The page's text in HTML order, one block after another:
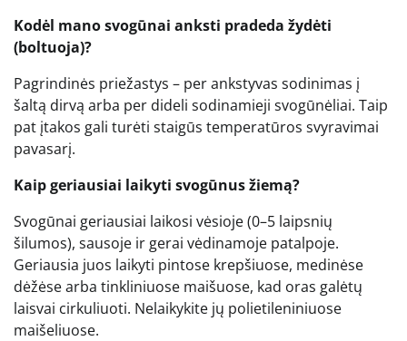
Kodėl mano svogūnai anksti pradeda žydėti
(boltuoja)?
Pagrindinės priežastys – per ankstyvas sodinimas į
šaltą dirvą arba per dideli sodinamieji svogūnėliai. Taip
pat įtakos gali turėti staigūs temperatūros svyravimai
pavasarį.
Kaip geriausiai laikyti svogūnus žiemą?
Svogūnai geriausiai laikosi vėsioje (0–5 laipsnių
šilumos), sausoje ir gerai vėdinamoje patalpoje.
Geriausia juos laikyti pintose krepšiuose, medinėse
dėžėse arba tinkliniuose maišuose, kad oras galėtų
laisvai cirkuliuoti. Nelaikykite jų polietileniniuose
maišeliuose.